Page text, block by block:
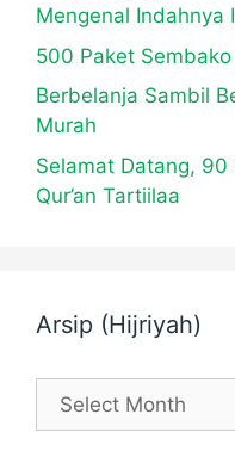
Mengenal Indahnya
500 Paket
Berbelanja Sambil
Murah
Selamat Datang,
Qur’an Tartiilaa
Arsip (Hijriyah)
Arsip
(Hijriyah)